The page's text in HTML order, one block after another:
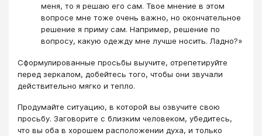
меня, то я решаю его сам. Твое мнение в этом
вопросе мне тоже очень важно, но окончательное
решение я приму сам. Например, решение по
вопросу, какую одежду мне лучше носить. Ладно?»
Сформулированные просьбы выучите, отрепетируйте
перед зеркалом, добейтесь того, чтобы они звучали
действительно мягко и тепло.
Продумайте ситуацию, в которой вы озвучите свою
просьбу. Заговорите с близким человеком, убедитесь,
что вы оба в хорошем расположении духа, и только